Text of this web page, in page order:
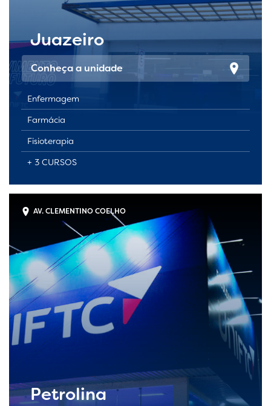
Juazeiro
Conheça a unidade
Enfermagem
Farmácia
Fisioterapia
+ 3 CURSOS
AV. CLEMENTINO COELHO
Petrolina